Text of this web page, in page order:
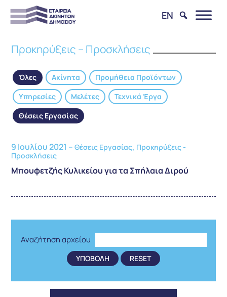
EN
Προκηρύξεις – Προσκλήσεις
Όλες Ακίνητα
Προμήθεια Προϊόντων
Υπηρεσίες
Μελέτες
Τεχνικά Έργα
Θέσεις Εργασίας
9 Ιουλίου 2021 –Θέσεις Εργασίας, Προκηρύξεις -
Προσκλήσεις
Μπουφετζής Κυλικείου για τα Σπήλαια Διρού
Αναζήτηση αρχείου